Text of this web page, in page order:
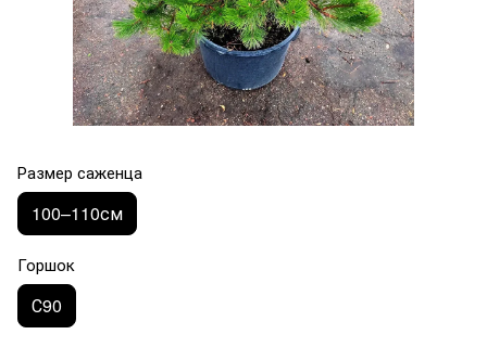
Размер саженца
100–110см
Горшок
С90